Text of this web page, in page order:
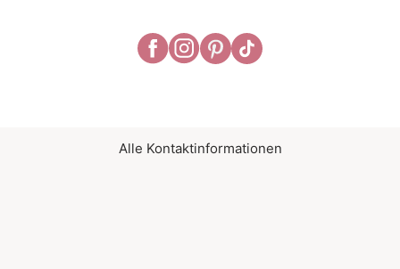
Alle Kontaktinformationen